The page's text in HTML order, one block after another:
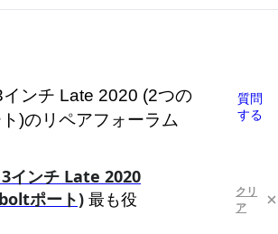
ンチ Late 2020 (2つの
)のリペアフォーラム
質問
する
インチ Late 2020
ポート) 最も役
クリ
ア